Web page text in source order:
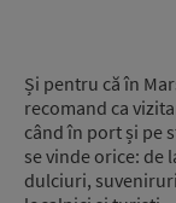
Și pentru că în
recomand ca
când în port și pe
se vinde orice: de
dulciuri,